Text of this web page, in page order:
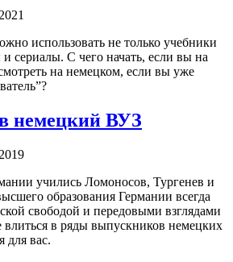
использовать не только учебники
сериалы. С чего начать, если вы на
на немецком, если вы уже
немецкий ВУЗ
учились Ломоносов, Тургенев и
образования Германии всегда
свободой и передовыми взглядами
влиться в ряды выпускников немецких
для вас.